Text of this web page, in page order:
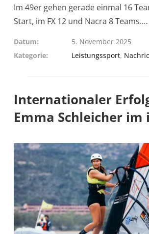
Im 49er gehen gerade einmal 16
Start, im FX 12 und Nacra 8 Teams.…
Datum
5. November 2025
Kategorie
Leistungssport,
Internationaler
Emma Schleicher im